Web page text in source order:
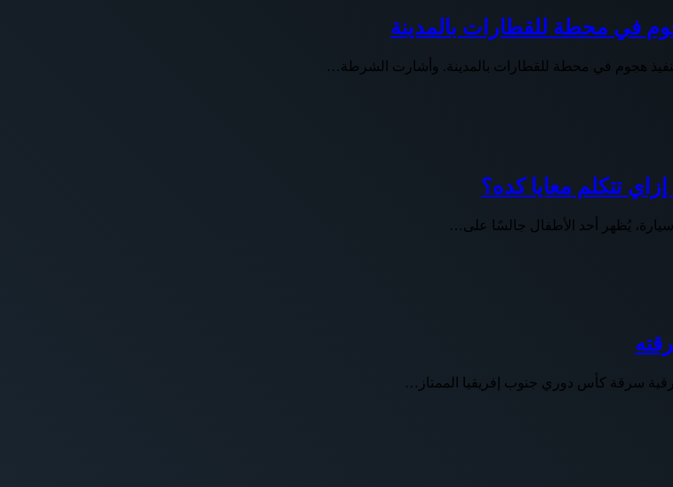
في محطة للقطارات بالمدينة
تنفيذ هجوم في محطة للقطارات بالمدينة. وأشارت الشرطة…
تتكلم معايا كده؟
يُظهر أحد الأطفال جالسًا على…
سرقة كأس دوري جنوب إفريقيا الممتاز…